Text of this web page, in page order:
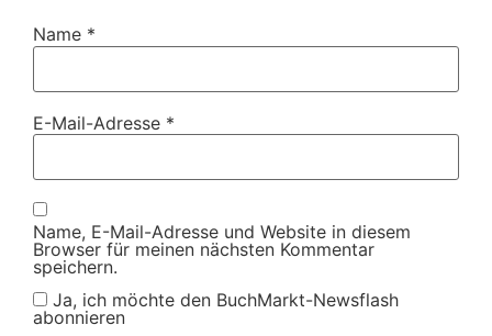
Name *
E-Mail-Adresse *
Name, E-Mail-Adresse und Website in diesem
Browser für meinen nächsten Kommentar
speichern.
Ja, ich möchte den BuchMarkt-Newsflash
abonnieren